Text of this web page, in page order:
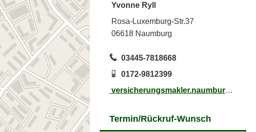
Yvonne Ryll
Rosa-Luxemburg-Str.37
06618 Naumburg
03445-7818668
0172-9812399
versicherungsmakler.naumburg@aol.com
Termin/Rück­ruf-Wunsch